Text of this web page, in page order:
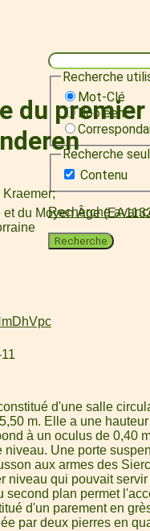
Recherche
Mot-Clé
Booléen
Recherche
Contenu
Recherche
Recherche
du
du Moyen Âge
d'une salle
m. Elle a une
à un oculus de 0,40
Une porte
aux armes des
niveau qui pouvait
second plan permet
d'un parement en
par deux pierres en